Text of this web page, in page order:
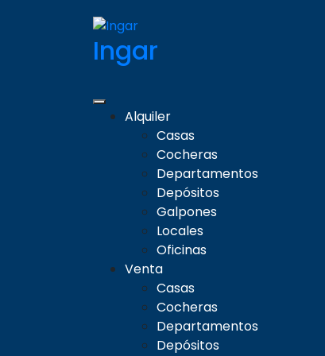
Ingar
Alquiler
Casas
Cocheras
Departamentos
Depósitos
Galpones
Locales
Oficinas
Venta
Casas
Cocheras
Departamentos
Depósitos